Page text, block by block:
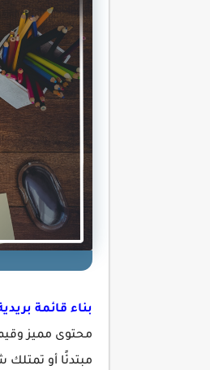
بناء قائمة
محتوى مميز
مبتدئًا أو تمتلك